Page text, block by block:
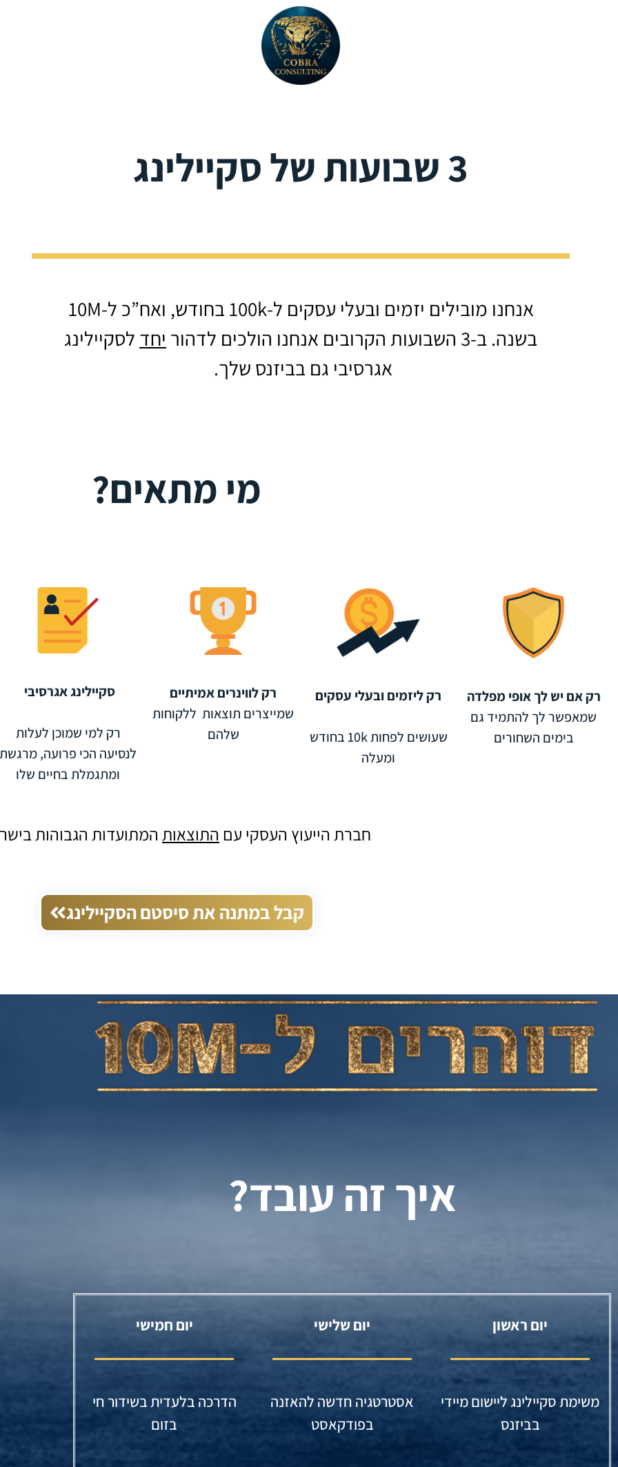
3 שבועות של סקיילינג
אנחנו מובילים יזמים ובעלי עסקים ל-100k בחודש, ואח”כ ל-10M
בשנה. ב-3 השבועות הקרובים אנחנו הולכים לדהור
יחד לסקיילינג
אגרסיבי גם בביזנס שלך.
מי מתאים?
רק אם יש לך אופי מפלדה
שמאפשר לך להתמיד גם
בימים השחורים
רק ליזמים ובעלי עסקים
שעושים לפחות 10k בחודש
ומעלה
רק לווינרים אמיתיים
שמייצרים תוצאות ללקוחות
שלהם
סקיילינג אגרסיבי
רק למי שמוכן לעלות
לנסיעה הכי פרועה, מרגשת
ומתגמלת בחיים שלו
חברת הייעוץ העסקי עם התוצאות המתועדות הגבוהות
קבל במתנה את סיסטם הסקיילינג
איך זה עובד?
יום ראשון
משימת סקיילינג ליישום מיידי
בביזנס
יום שלישי
אסטרטגיה חדשה להאזנה
בפודקאסט
יום חמישי
הדרכה בלעדית בשידור חי
בזום